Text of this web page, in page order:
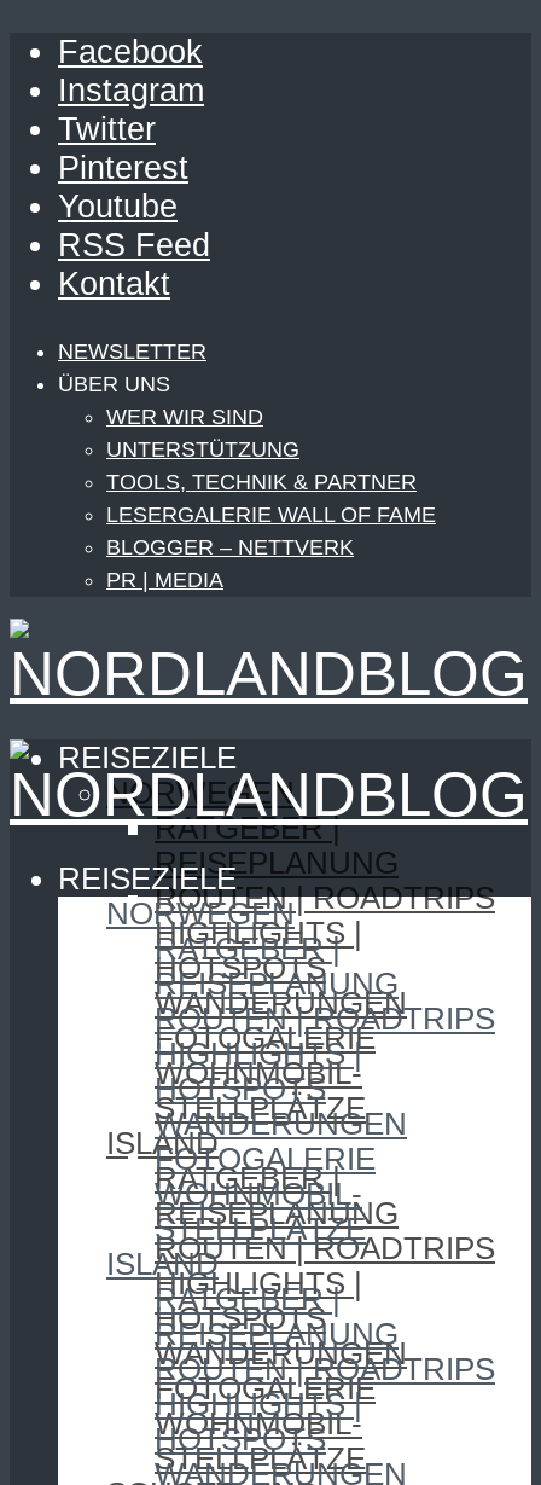
Facebook
Instagram
Twitter
Pinterest
Youtube
RSS Feed
Kontakt
NEWSLETTER
ÜBER UNS
WER WIR SIND
UNTERSTÜTZUNG
TOOLS, TECHNIK & PARTNER
LESERGALERIE WALL OF FAME
BLOGGER – NETTVERK
PR | MEDIA
REISEZIELE
NORWEGEN
RATGEBER |
REISEPLANUNG
ROUTEN | ROADTRIPS
HIGHLIGHTS |
HOTSPOTS
WANDERUNGEN
FOTOGALERIE
WOHNMOBIL-
STELLPLÄTZE
ISLAND
RATGEBER |
REISEPLANUNG
ROUTEN | ROADTRIPS
HIGHLIGHTS |
HOTSPOTS
WANDERUNGEN
FOTOGALERIE
WOHNMOBIL-
STELLPLÄTZE
REISEZIELE
NORWEGEN
RATGEBER |
REISEPLANUNG
ROUTEN | ROADTRIPS
HIGHLIGHTS |
HOTSPOTS
WANDERUNGEN
FOTOGALERIE
WOHNMOBIL-
STELLPLÄTZE
ISLAND
RATGEBER |
REISEPLANUNG
ROUTEN | ROADTRIPS
HIGHLIGHTS |
HOTSPOTS
WANDERUNGEN